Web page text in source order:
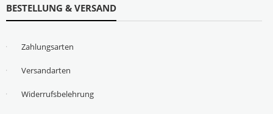
BESTELLUNG & VERSAND
Zahlungsarten
Versandarten
Widerrufsbelehrung